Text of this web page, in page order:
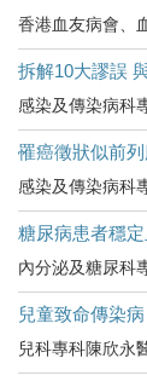
香港血友病會、
拆解10大謬誤
感染及傳染病科
罹癌徵狀似前
感染及傳染病科
糖尿病患者穩
內分泌及糖尿科
兒童致命傳染
兒科專科陳欣永